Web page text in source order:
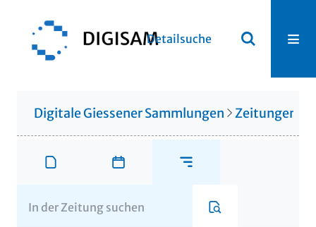
Detailsuche
Digitale Giessener Sammlungen Zeitungen